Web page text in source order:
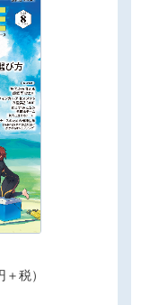
税）